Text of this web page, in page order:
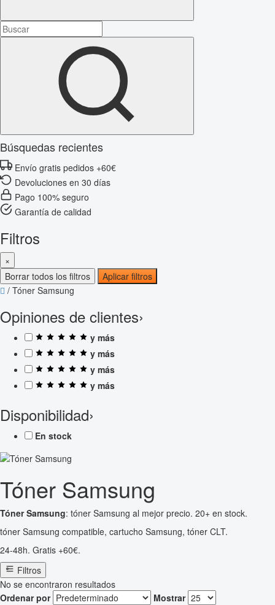
Búsquedas recientes
Envío gratis pedidos +60€
Devoluciones en 30 días
Pago 100% seguro
Garantía de calidad
Filtros
×
Borrar todos los filtros
Aplicar filtros
/ Tóner Samsung
Opiniones de clientes›
y más
y más
y más
y más
Disponibilidad›
En stock
Tóner Samsung
Tóner Samsung: tóner Samsung al mejor precio. 20+ en stock.
tóner Samsung compatible, cartucho Samsung, tóner CLT.
24-48h. Gratis +60€.
Filtros
No se encontraron resultados
Ordenar por
Mostrar